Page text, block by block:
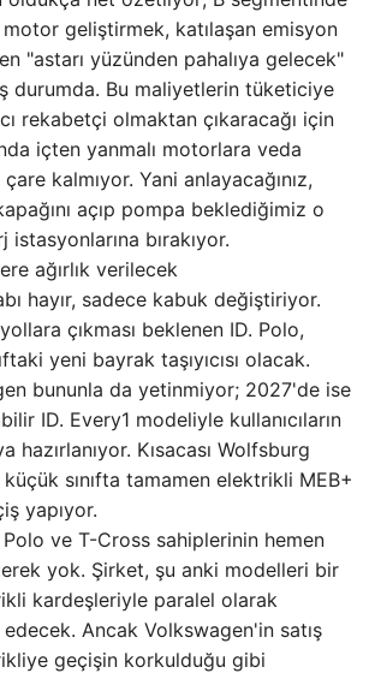
geliştirmek, katılaşan emisyon
"astarı yüzünden pahalıya gelecek"
durumda. Bu maliyetlerin tüketiciye
rekabetçi olmaktan çıkaracağı için
içten yanmalı motorlara veda
kalmıyor. Yani anlayacağınız,
açıp pompa beklediğimiz o
bırakıyor.
ağırlık verilecek
hayır, sadece kabuk değiştiriyor.
çıkması beklenen ID. Polo,
yeni bayrak taşıyıcısı olacak.
bununla da yetinmiyor; 2027'de ise
ID. Every1 modeliyle kullanıcıların
hazırlanıyor. Kısacası Wolfsburg
sınıfta tamamen elektrikli MEB+
yapıyor.
ve T-Cross sahiplerinin hemen
yok. Şirket, şu anki modelleri bir
kardeşleriyle paralel olarak
Ancak Volkswagen'in satış
geçişin korkulduğu gibi